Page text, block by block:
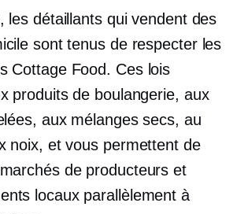
les détaillants qui vendent des
sont tenus de respecter les
Cottage Food. Ces lois
produits de boulangerie, aux
aux mélanges secs, au
noix, et vous permettent de
de producteurs et
locaux parallèlement à